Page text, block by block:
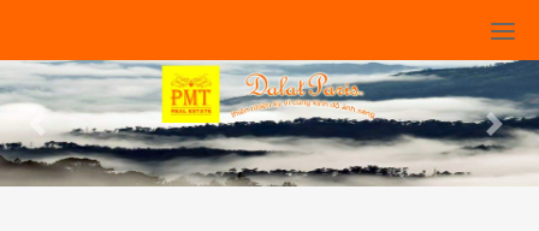
Previous Next